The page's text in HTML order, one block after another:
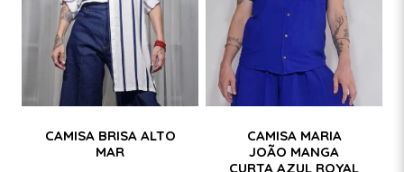
CAMISA BRISA ALTO
MAR
CAMISA MARIA
JOÃO MANGA
CURTA AZUL ROYAL